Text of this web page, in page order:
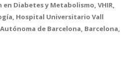
Diabetes y Metabolismo, VHIR,
Hospital Universitario Vall
de Barcelona, Barcelona,